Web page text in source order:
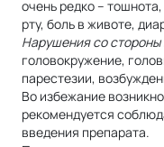
очень редко –
рту, боль в животе,
Нарушения со
головокружение,
парестезии,
Во избежание
рекомендуется
введения препарата.